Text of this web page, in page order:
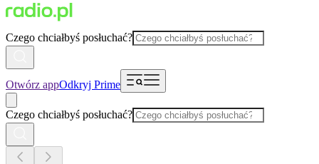
Czego chciałbyś posłuchać?
Otwórz appOdkryj Prime
Czego chciałbyś posłuchać?